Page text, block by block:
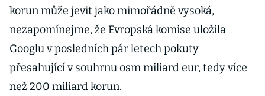
korun může jevit jako mimořádně vysoká,
nezapomínejme, že Evropská komise uložila
Googlu v posledních pár letech pokuty
přesahující v souhrnu osm miliard eur, tedy více
než 200 miliard korun.